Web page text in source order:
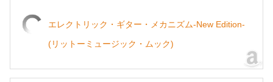
エレクトリック・ギター・メカニズム-New Edition-
(リットーミュージック・ムック)